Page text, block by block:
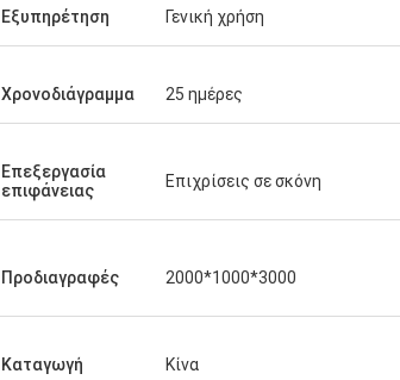
Εξυπηρέτηση Γενική χρήση
Χρονοδιάγραμμα 25 ημέρες
Επεξεργασία
επιφάνειας
Επιχρίσεις σε σκόνη
Προδιαγραφές 2000*1000*3000
Καταγωγή Κίνα